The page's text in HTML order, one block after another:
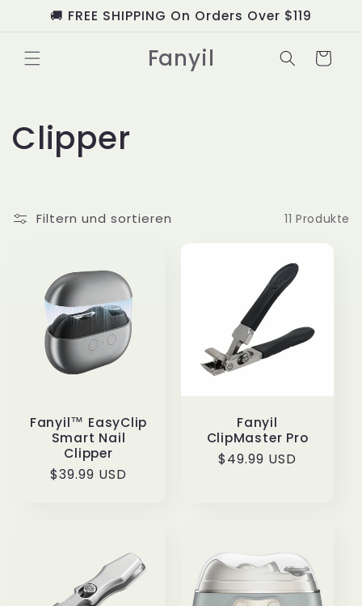
zum🚚 FREE SHIPPING On Orders Over $119
Fanyil Warenkorb
K
t
Clipper
Filtern und sortieren 11 Produkte
Fanyil™ EasyClip
Smart Nail
Clipper
Normaler
$39.99 USD
Fanyil
ClipMaster Pro
Normaler
$49.99 USD